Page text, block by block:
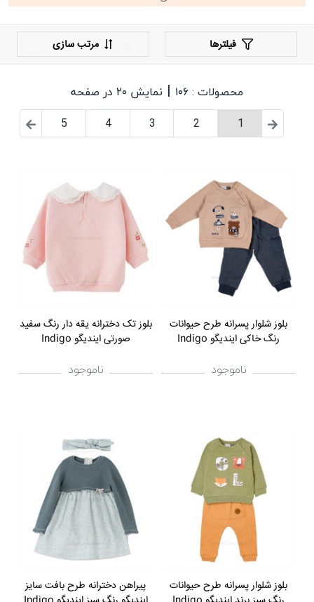
فیلترها مرتب سازی
محصولات : ۱۰۶ | نمایش ۲۰ در صفحه
1
2
3
4
5
بلوز شلوار پسرانه طرح حیوانات
رنگ خاکی ایندیگو Indigo
ناموجود
بلوز تک دخترانه یقه دار رنگ سفید
صورتی ایندیگو Indigo
ناموجود
بلوز شلوار پسرانه طرح حیوانات
پیراهن دخترانه طرح بافت سایز